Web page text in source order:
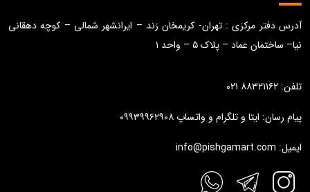
آدرس دفتر مرکزی : تهران- کریمخان زند – ایرانشهر شمالی – کوچه دهقانی
نیا– ساختمان عماد – پلاک ۵ – واحد ۱
تلفن: ۸۸۳۲۱۱۶۲ ۰۲۱
پیام رسان: ایتا و تلگرام و واتساپ ۰۹۹۳۹۹۶۲۹۰۸
ایمیل: info@pishgamart.com